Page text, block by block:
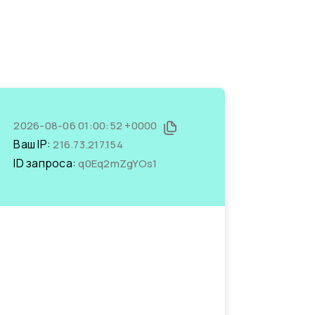
2026-08-06 01:00:52 +0000
Ваш IP:216.73.217.154
ID запроса:q0Eq2mZgYOs1